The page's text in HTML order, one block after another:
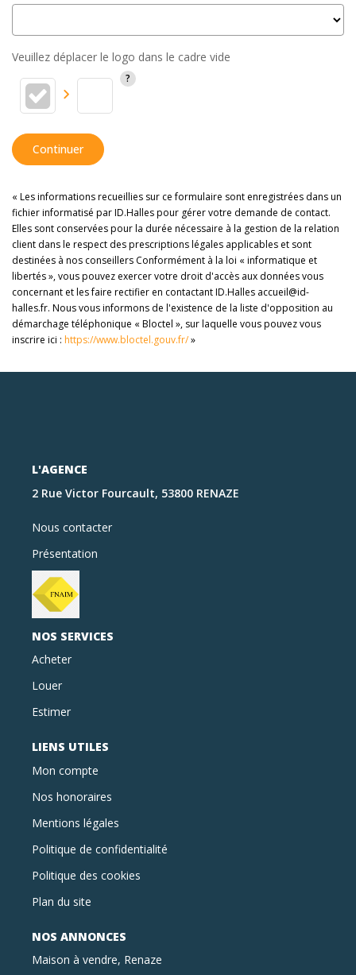
Veuillez déplacer le logo dans le cadre vide
Continuer
« Les informations recueillies sur ce formulaire sont enregistrées dans un
fichier informatisé par ID.Halles pour gérer votre demande de contact.
Elles sont conservées pour la durée nécessaire à la gestion de la relation
client dans le respect des prescriptions légales applicables et sont
destinées à nos conseillers Conformément à la loi « informatique et
libertés », vous pouvez exercer votre droit d'accès aux données vous
concernant et les faire rectifier en contactant ID.Halles accueil@id-
halles.fr. Nous vous informons de l'existence de la liste d'opposition au
démarchage téléphonique « Bloctel », sur laquelle vous pouvez vous
inscrire ici : https://www.bloctel.gouv.fr/»
L'AGENCE
2 Rue Victor Fourcault, 53800 RENAZE
Nous contacter
Présentation
NOS SERVICES
Acheter
Louer
Estimer
LIENS UTILES
Mon compte
Nos honoraires
Mentions légales
Politique de confidentialité
Politique des cookies
Plan du site
NOS ANNONCES
Maison à vendre, Renaze